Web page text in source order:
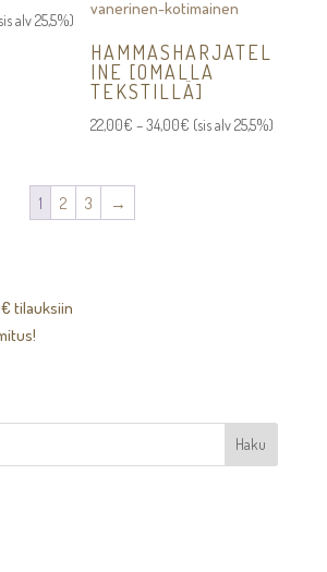
alv 25,5%)
HAMMASHARJATEL
INE [OMALLA
TEKSTILLÄ]
22,00€ –34,00€ Hintaluokka:
(sis alv 25,5%)
1 2 3 →
tilauksiin
Haku